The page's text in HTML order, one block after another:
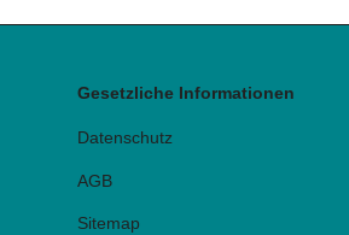
Gesetzliche Informationen
Datenschutz
AGB
Sitemap